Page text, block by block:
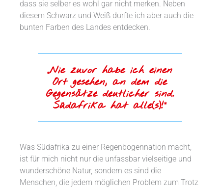
dass sie selber es wohl gar nicht merken. Neben
diesem Schwarz und Weiß durfte ich aber auch die
bunten Farben des Landes entdecken.
„Nie zuvor habe ich einen
Ort gesehen, an dem die
Gegensätze deutlicher sind.
Südafrika hat alle(s)!“
Was Südafrika zu einer Regenbogennation macht,
ist für mich nicht nur die unfassbar vielseitige und
wunderschöne Natur, sondern es sind die
Menschen, die jedem möglichen Problem zum Trotz